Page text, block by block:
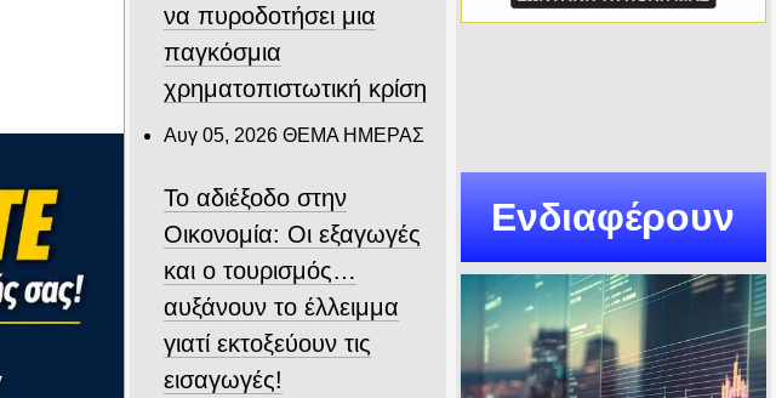
να πυροδοτήσει μια
παγκόσμια
χρηματοπιστωτική κρίση
Αυγ 05, 2026 ΘΕΜΑ ΗΜΕΡΑΣ
Το αδιέξοδο στην
Οικονομία: Οι εξαγωγές
και ο τουρισμός…
αυξάνουν το έλλειμμα
γιατί εκτοξεύουν τις
εισαγωγές!
Ενδιαφέρουν